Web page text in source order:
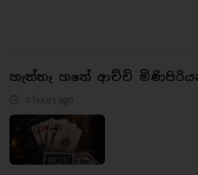
හැත්තෑ හතේ ආච්චි
4 hours ago